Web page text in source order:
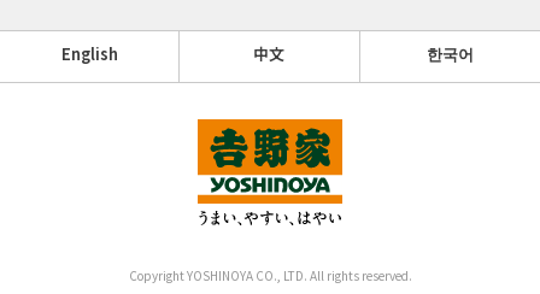
English 中文 한국어
Copyright YOSHINOYA CO., LTD. All rights reserved.